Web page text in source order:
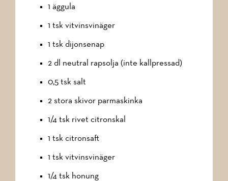
1 äggula
1 tsk vitvinsvinäger
1 tsk dijonsenap
2 dl neutral rapsolja (inte kallpressad)
0,5 tsk salt
2 stora skivor parmaskinka
1/4 tsk rivet citronskal
1 tsk citronsaft
1 tsk vitvinsvinäger
1/4 tsk honung